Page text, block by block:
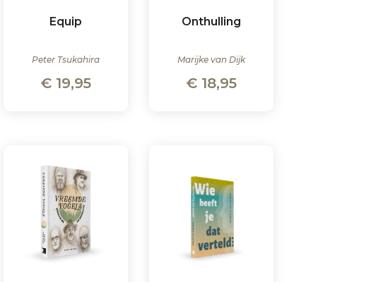
Equip
Peter Tsukahira
€19,95
Onthulling
Marijke van Dijk
€ 18,95